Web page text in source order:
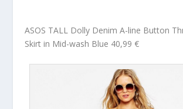
ASOS TALL Dolly Denim A-line Button
Skirt in Mid-wash Blue 40,99 €